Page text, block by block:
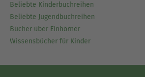
Beliebte Kinderbuchreihen
Beliebte Jugendbuchreihen
Bücher über Einhörner
Wissensbücher für Kinder